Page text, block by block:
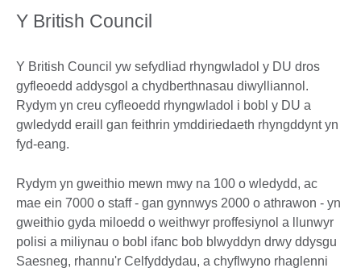
Y British Council
Y British Council yw sefydliad rhyngwladol y DU dros
gyfleoedd addysgol a chydberthnasau diwylliannol.
Rydym yn creu cyfleoedd rhyngwladol i bobl y DU a
gwledydd eraill gan feithrin ymddiriedaeth rhyngddynt yn
fyd-eang.
Rydym yn gweithio mewn mwy na 100 o wledydd, ac
mae ein 7000 o staff - gan gynnwys 2000 o athrawon - yn
gweithio gyda miloedd o weithwyr proffesiynol a llunwyr
polisi a miliynau o bobl ifanc bob blwyddyn drwy ddysgu
Saesneg, rhannu'r Celfyddydau, a chyflwyno rhaglenni